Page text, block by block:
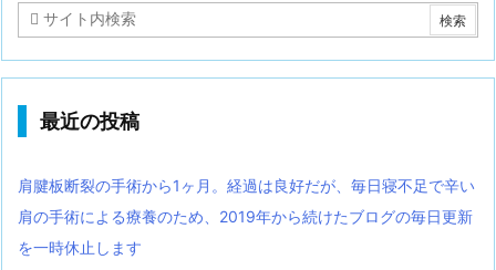
最近の投稿
肩腱板断裂の手術から1ヶ月。経過は良好だが、毎日寝不足で辛い
肩の手術による療養のため、2019年から続けたブログの毎日更新
を一時休止します